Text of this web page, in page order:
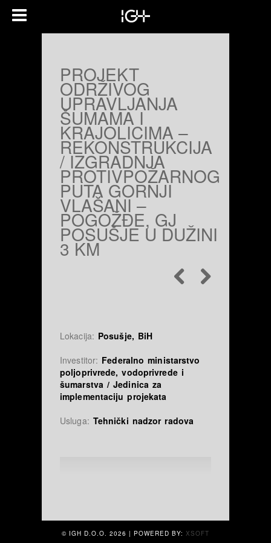
PROJEKT
ODRŽIVOG
UPRAVLJANJA
ŠUMAMA I
KRAJOLICIMA –
REKONSTRUKCIJA
/ IZGRADNJA
PROTIVPOŽARNOG
PUTA GORNJI
VLAŠANI –
POGOŽĐE, GJ
POSUŠJE U DUŽINI
3 KM
Lokacija: Posušje, BiH
Investitor: Federalno ministarstvo
poljoprivrede, vodoprivrede i
šumarstva / Jedinica za
implementaciju projekata
Usluga: Tehnički nadzor radova
© IGH D.O.O. 2026 | POWERED BY: XSOFT